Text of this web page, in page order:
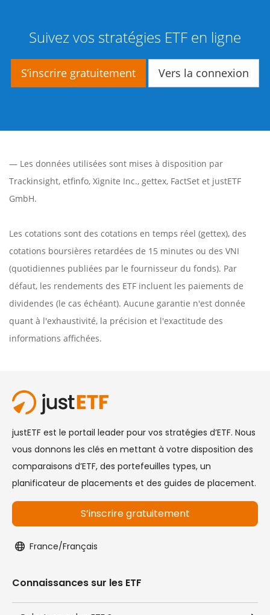
Suivez vos stratégies ETF en ligne
S’inscrire gratuitement Vers la connexion
— Les données utilisées sont mises à disposition par
Trackinsight, etfinfo, Xignite Inc., gettex, FactSet et justETF
GmbH.
Les cotations sont des cotations en temps réel (gettex), des
cotations boursières retardées de 15 minutes ou des VNI
(quotidiennes publiées par le fournisseur du fonds). Par
défaut, les rendements des ETF incluent les paiements de
dividendes (le cas échéant). Aucune garantie n'est donnée
quant à l'exhaustivité, la précision et l'exactitude des
informations affichées.